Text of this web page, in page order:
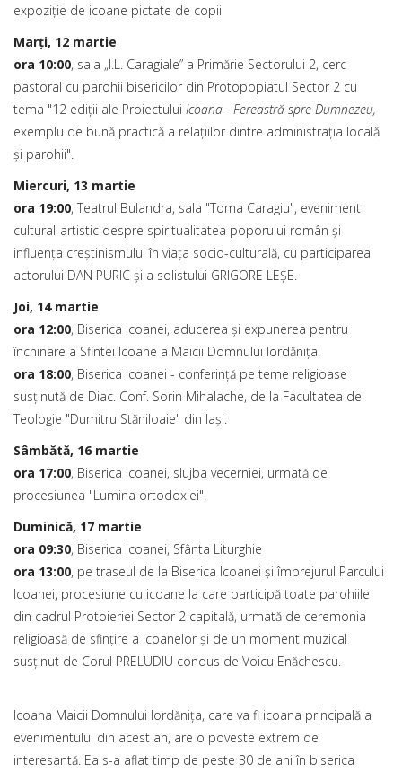
expoziție de icoane pictate de copii
Marţi, 12 martie
ora 10:00, sala „I.L. Caragiale” a Primărie Sectorului 2, cerc
pastoral cu parohii bisericilor din Protopopiatul Sector 2 cu
tema "12 ediții ale Proiectului Icoana - Fereastră spre Dumnezeu,
exemplu de bună practică a relațiilor dintre administrația locală
și parohii".
Miercuri, 13 martie
ora 19:00, Teatrul Bulandra, sala "Toma Caragiu", eveniment
cultural-artistic despre spiritualitatea poporului român și
influența creștinismului în viața socio-culturală, cu participarea
actorului DAN PURIC și a solistului GRIGORE LEȘE.
Joi, 14 martie
ora 12:00, Biserica Icoanei, aducerea și expunerea pentru
închinare a Sfintei Icoane a Maicii Domnului Iordănița.
ora 18:00, Biserica Icoanei - conferință pe teme religioase
susținută de Diac. Conf. Sorin Mihalache, de la Facultatea de
Teologie "Dumitru Stăniloaie" din Iași.
Sâmbătă, 16 martie
ora 17:00, Biserica Icoanei, slujba vecerniei, urmată de
procesiunea "Lumina ortodoxiei".
Duminică, 17 martie
ora 09:30, Biserica Icoanei, Sfânta Liturghie
ora 13:00, pe traseul de la Biserica Icoanei și împrejurul Parcului
Icoanei, procesiune cu icoane la care participă toate parohiile
din cadrul Protoieriei Sector 2 capitală, urmată de ceremonia
religioasă de sfințire a icoanelor și de un moment muzical
susținut de Corul PRELUDIU condus de Voicu Enăchescu.
Icoana Maicii Domnului Iordăniţa, care va fi icoana principală a
evenimentului din acest an, are o poveste extrem de
interesantă. Ea s-a aflat timp de peste 30 de ani în biserica